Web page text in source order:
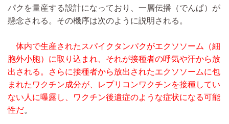
パクを量産する設計になっており、一層伝播（でんぱ）が
懸念される。その機序は次のように説明される。
体内で生産されたスパイクタンパクがエクソソーム（細
胞外小胞）に取り込まれ、それが接種者の呼気や汗から放
出される。さらに接種者から放出されたエクソソームに包
まれたワクチン成分が、レプリコンワクチンを接種してい
ない人に曝露し、ワクチン後遺症のような症状になる可能
性だ。